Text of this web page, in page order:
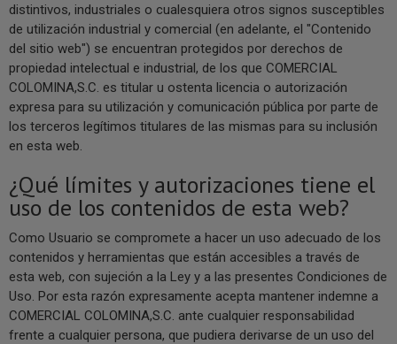
distintivos, industriales o cualesquiera otros signos susceptibles
de utilización industrial y comercial (en adelante, el "Contenido
del sitio web") se encuentran protegidos por derechos de
propiedad intelectual e industrial, de los que COMERCIAL
COLOMINA,S.C. es titular u ostenta licencia o autorización
expresa para su utilización y comunicación pública por parte de
los terceros legítimos titulares de las mismas para su inclusión
en esta web.
¿Qué límites y autorizaciones tiene el
uso de los contenidos de esta web?
Como Usuario se compromete a hacer un uso adecuado de los
contenidos y herramientas que están accesibles a través de
esta web, con sujeción a la Ley y a las presentes Condiciones de
Uso. Por esta razón expresamente acepta mantener indemne a
COMERCIAL COLOMINA,S.C. ante cualquier responsabilidad
frente a cualquier persona, que pudiera derivarse de un uso del